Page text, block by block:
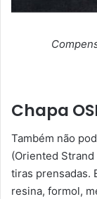
Chapa
Também não
(Oriented
tiras prensadas.
resina, formol,